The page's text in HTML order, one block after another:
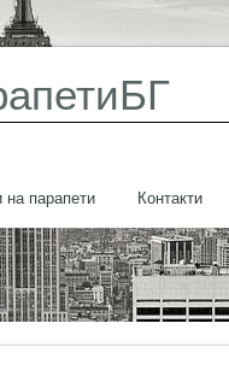
на парапети Контакти